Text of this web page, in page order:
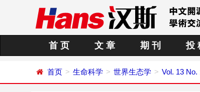
首 页 文 章 期 刊 投
首页 生命科学 世界生态学 Vol. 13 No.